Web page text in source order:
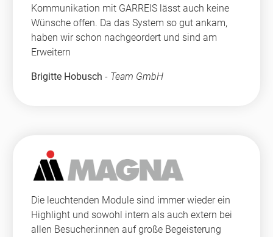
Kommunikation mit GARREIS lässt auch keine
Wünsche offen. Da das System so gut ankam,
haben wir schon nachgeordert und sind am
Erweitern
Brigitte Hobusch - Team GmbH
Die leuchtenden Module sind immer wieder ein
Highlight und sowohl intern als auch extern bei
allen Besucher:innen auf große Begeisterung